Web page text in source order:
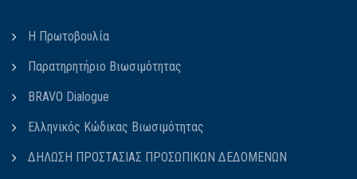
Η Πρωτοβουλία
Παρατηρητήριο Βιωσιμότητας
BRAVO Dialogue
Ελληνικός Κώδικας Βιωσιμότητας
ΔΗΛΩΣΗ ΠΡΟΣΤΑΣΙΑΣ ΠΡΟΣΩΠΙΚΩΝ ΔΕΔΟΜΕΝΩΝ